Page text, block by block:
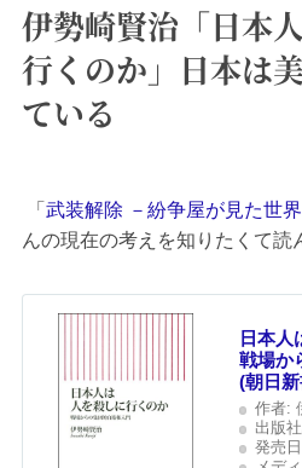
伊勢崎賢治「日本
行くのか」日本は
ている
「 武装解除 －紛争屋が見た世界
んの現在の考えを知りたくて読
日本人
戦場か
(朝日
作者:
出版
発売